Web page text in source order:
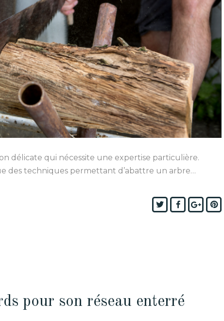
délicate qui nécessite une expertise particulière.
des techniques permettant d’abattre un arbre…
TwitterFacebook
pour son réseau enterré